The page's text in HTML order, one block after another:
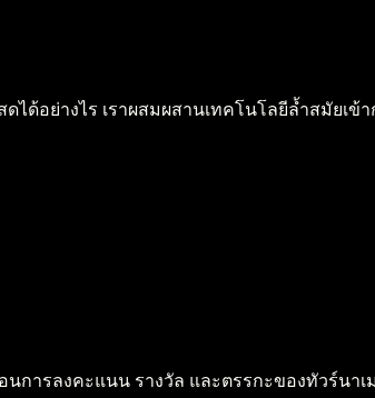
ด้อย่างไร เราผสมผสานเทคโนโลยีล้ำสมัยเ
ารลงคะแนน รางวัล และตรรกะของทัวร์นา